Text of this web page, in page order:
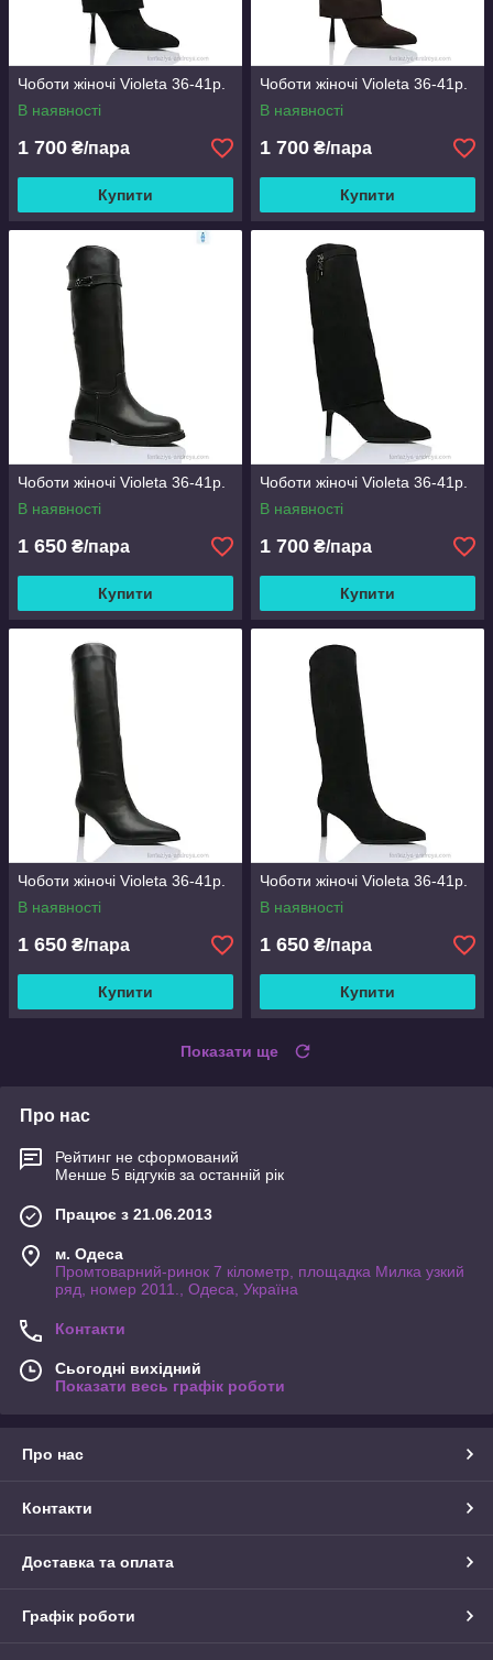
Чоботи жіночі Violeta 36-41р.
В наявності
1 700 ₴/пара
Купити
Чоботи жіночі Violeta 36-41р.
В наявності
1 700 ₴/пара
Купити
Чоботи жіночі Violeta 36-41р.
В наявності
1 650 ₴/пара
Купити
Чоботи жіночі Violeta 36-41р.
В наявності
1 700 ₴/пара
Купити
Чоботи жіночі Violeta 36-41р.
В наявності
1 650 ₴/пара
Купити
Чоботи жіночі Violeta 36-41р.
В наявності
1 650 ₴/пара
Купити
Показати ще
Про нас
Рейтинг не сформований
Менше 5 відгуків за останній рік
Працює з 21.06.2013
м. Одеса
Промтоварний-ринок 7 кілометр, площадка Милка узкий
ряд, номер 2011., Одеса, Україна
Контакти
Сьогодні вихідний
Показати весь графік роботи
Про нас
Контакти
Доставка та оплата
Графік роботи